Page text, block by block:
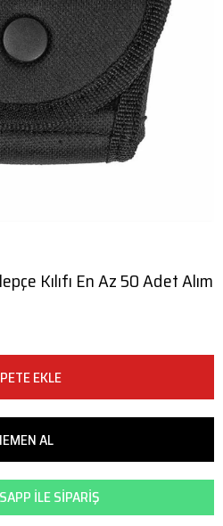
Kılıfı En Az 50 Adet Alım
ILE SIPARIŞ